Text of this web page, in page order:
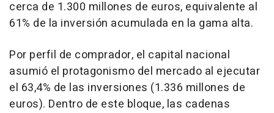
cerca de 1.300 millones de euros, equivalente al
61% de la inversión acumulada en la gama alta.
Por perfil de comprador, el capital nacional
asumió el protagonismo del mercado al ejecutar
el 63,4% de las inversiones (1.336 millones de
euros). Dentro de este bloque, las cadenas